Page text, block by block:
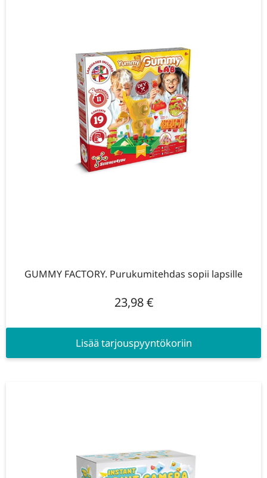
GUMMY FACTORY. Purukumitehdas sopii lapsille
23,98€
Lisää tarjouspyyntökoriin